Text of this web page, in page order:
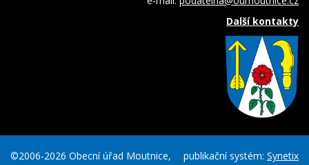
Další kontakty
publikační systém: Synetix
©2006-2026 Obecní úřad Moutnice,